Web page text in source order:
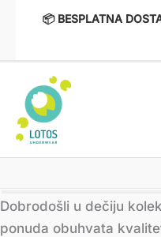
📦 BESPLATNA
Dobrodošli u dečiju
ponuda obuhvata